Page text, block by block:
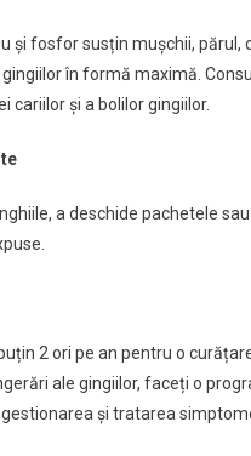
și fosfor susțin mușchii,
în formă maximă.
cariilor și a bolilor gingiilor.
a deschide pachetele
2 ori pe an pentru o
ale gingiilor, faceți o
și tratarea